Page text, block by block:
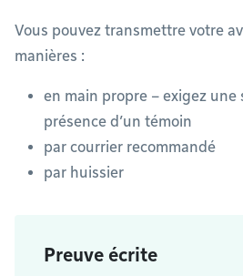
Vous pouvez transmettre votre
manières :
en main propre – exigez une
présence d’un témoin
par courrier recommandé
par huissier
Preuve écrite